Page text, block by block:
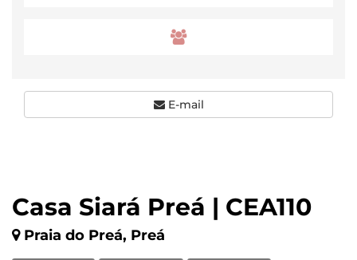
Casa Siará Preá | CEA110
Praia do Preá, Preá
E-mail